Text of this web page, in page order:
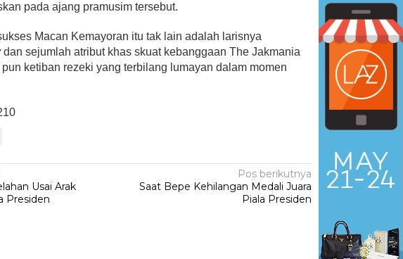
pada ajang pramusim tersebut.
Macan Kemayoran itu tak lain adalah larisnya
dan sejumlah atribut khas skuat kebanggaan The Jakmania
ketiban rezeki yang terbilang lumayan dalam momen
Usai Arak
Presiden
Pos berikutnya
Saat Bepe Kehilangan Medali Juara
Piala Presiden
Strategi PPP Menangkan Duet
Ganjar dan Gus Yasin
Februari 19, 2018
Ini Dia Hubungan Partai Garuda
dengan Gerindra
Di Berita, Politik Februari 19, 2018